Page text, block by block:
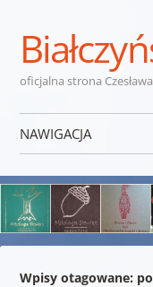
oficjalna strona
NAWIGACJA
Wpisy otagowane: